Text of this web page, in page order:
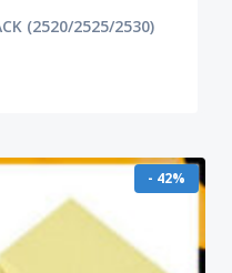
(2520/2525/2530)
- 42%